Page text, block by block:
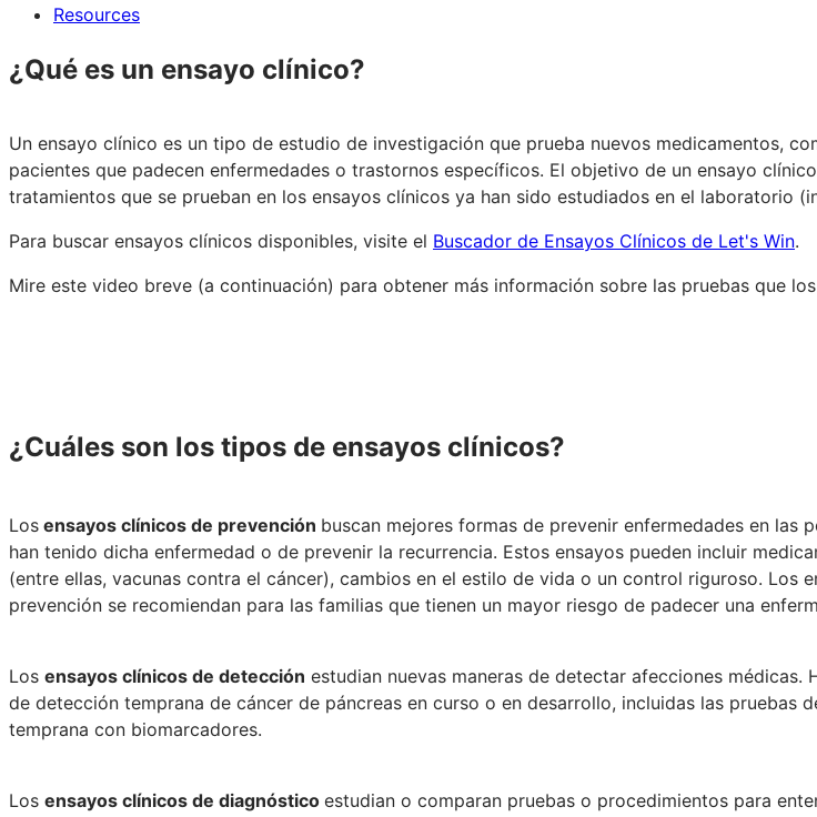
Resources
¿Qué es un ensayo clínico?
Un ensayo clínico es un tipo de estudio de investigación que prueba nuevos medicamentos,
pacientes que padecen enfermedades o trastornos específicos. El objetivo de un ensayo
tratamientos que se prueban en los ensayos clínicos ya han sido estudiados en el laboratorio
Para buscar ensayos clínicos disponibles, visite el Buscador de Ensayos Clínicos de Let's Win.
Mire este video breve (a continuación) para obtener más información sobre las pruebas que
¿Cuáles son los tipos de ensayos clínicos?
Los ensayos clínicos de prevención buscan mejores formas de prevenir enfermedades en las
han tenido dicha enfermedad o de prevenir la recurrencia. Estos ensayos pueden incluir
(entre ellas, vacunas contra el cáncer), cambios en el estilo de vida o un control riguroso. Los
prevención se recomiendan para las familias que tienen un mayor riesgo de padecer una
Los ensayos clínicos de detección estudian nuevas maneras de detectar afecciones médicas.
de detección temprana de cáncer de páncreas en curso o en desarrollo, incluidas las pruebas
temprana con biomarcadores.
Los ensayos clínicos de diagnóstico estudian o comparan pruebas o procedimientos para